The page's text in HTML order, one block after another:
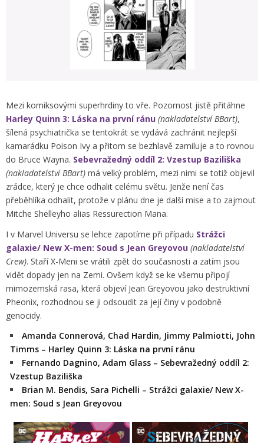
Mezi komiksovými superhrdiny to vře. Pozornost jistě přitáhne
Harley Quinn 3: Láska na první ránu (nakladatelství BBart),
šílená psychiatrička se tentokrát se vydává zachránit nejlepší
kamarádku Poison Ivy a přitom se bezhlavě zamiluje a to rovnou
do Bruce Wayna. Sebevražedný oddíl 2: Vzestup Baziliška
(nakladatelství BBart) má velký problém, mezi nimi se totiž objevil
zrádce, který je chce odhalit celému světu. Jenže není čas
přeběhlíka odhalit, protože v plánu dne je další mise a to zajmout
Mitche Shelleyho alias Ressurection Mana.
I v Marvel Universu se lehce zapotíme při případu Strážci
galaxie/ New X-men: Soud s Jean Greyovou (nakladatelství
Crew). Staří X-Meni se vrátili zpět do současnosti a zatím jsou
vidět dopady jen na Zemi. Ovšem když se ke všemu připojí
mimozemská rasa, která objeví Jean Greyovou jako destruktivní
Pheonix, rozhodnou se ji odsoudit za její činy v podobně
genocidy.
Amanda Connerová, Chad Hardin, Jimmy Palmiotti, John
Timms – Harley Quinn 3: Láska na první ránu
Fernando Dagnino, Adam Glass – Sebevražedný oddíl 2:
Vzestup Baziliška
Brian M. Bendis, Sara Pichelli – Strážci galaxie/ New X-
men: Soud s Jean Greyovou